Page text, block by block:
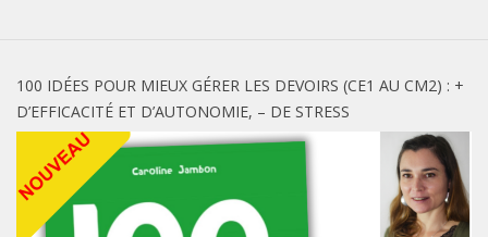
100 IDÉES POUR MIEUX GÉRER LES DEVOIRS (CE1 AU CM2) : +
D’EFFICACITÉ ET D’AUTONOMIE, – DE STRESS